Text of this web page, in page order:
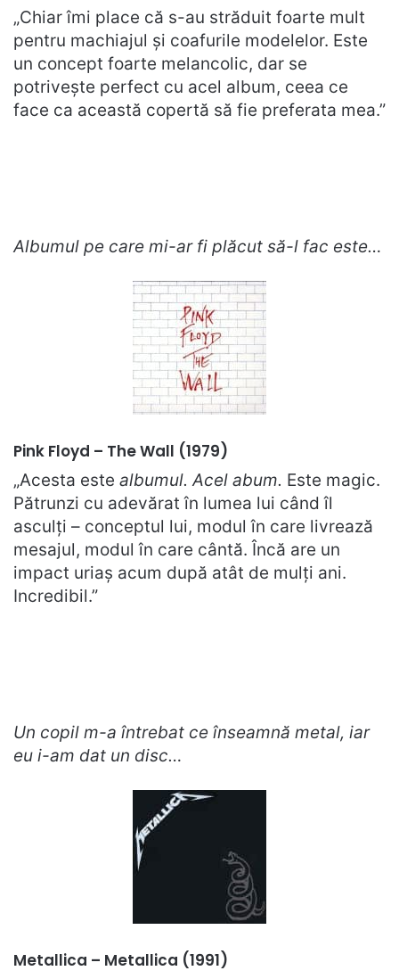
„Chiar îmi place că s-au străduit foarte mult
pentru machiajul și coafurile modelelor. Este
un concept foarte melancolic, dar se
potrivește perfect cu acel album, ceea ce
face ca această copertă să fie preferata mea.”
Albumul pe care mi-ar fi plăcut să-l fac este…
Pink Floyd – The Wall (1979)
„Acesta este albumul. Acel abum. Este magic.
Pătrunzi cu adevărat în lumea lui când îl
asculți – conceptul lui, modul în care livrează
mesajul, modul în care cântă. Încă are un
impact uriaș acum după atât de mulți ani.
Incredibil.”
Un copil m-a întrebat ce înseamnă metal, iar
eu i-am dat un disc…
Metallica – Metallica (1991)